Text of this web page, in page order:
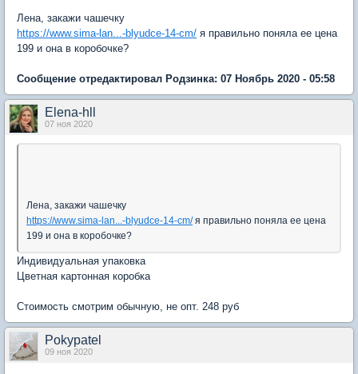
Лена, закажи чашечку
https://www.sima-lan...-blyudce-14-cm/ я правильно поняла ее цена
199 и она в коробочке?
Сообщение отредактировал Родзинка: 07 Ноябрь 2020 - 05:58
Elena-hll
07 ноя 2020
Лена, закажи чашечку
https://www.sima-lan...-blyudce-14-cm/я правильно поняла ее цена
199 и она в коробочке?
Индивидуальная упаковка
Цветная картонная коробка
Стоимость смотрим обычную, не опт. 248 руб
Pokypatel
09 ноя 2020